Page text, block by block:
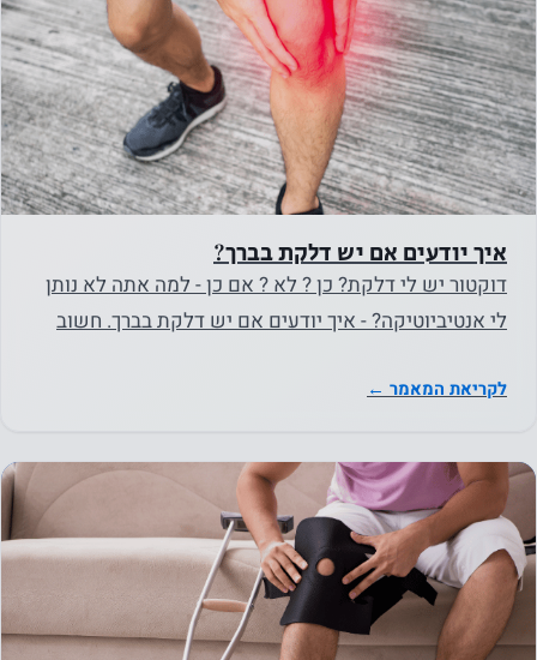
איך יודעים אם יש דלקת בברך?
דוקטור יש לי דלקת? כן ? לא ? אם כן - למה אתה לא נותן
לי אנטיביוטיקה? - איך יודעים אם יש דלקת בברך. חשוב
לקריאת המאמר ←
יפעל.
סטטיסטיקה
על מנת שנוכל
לשפר את
הפונקציונליות
והמבנה של
האתר, על
בסיס אופן
השימוש
חווית
על מנת
שהאתר
שלנו יתפקד
בצורה
הטובה